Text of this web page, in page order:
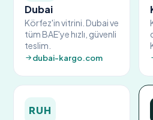
Dubai
Körfez'in vitrini. Dubai ve
tüm BAE'ye hızlı, güvenli
teslim.
dubai-kargo.com
RUH